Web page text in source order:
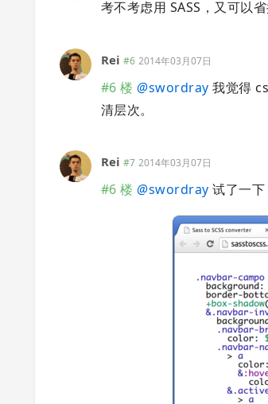
考不考虑用 SASS，又可以
Rei #6 2014年03月07日
#6 楼 @swordray 我觉得
清层次。
Rei #7 2014年03月07日
#6 楼 @swordray 试了一下